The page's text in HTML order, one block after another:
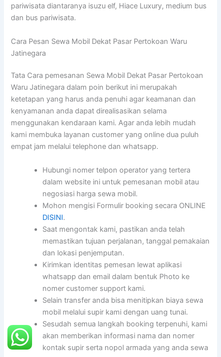
pariwisata diantaranya isuzu elf, Hiace Luxury, medium bus
dan bus pariwisata.
Cara Pesan Sewa Mobil Dekat Pasar Pertokoan Waru
Jatinegara
Tata Cara pemesanan Sewa Mobil Dekat Pasar Pertokoan
Waru Jatinegara dalam poin berikut ini merupakah
ketetapan yang harus anda penuhi agar keamanan dan
kenyamanan anda dapat direalisasikan selama
menggunakan kendaraan kami. Agar anda lebih mudah
kami membuka layanan customer yang online dua puluh
empat jam melalui telephone dan whatsapp.
Hubungi nomer telpon operator yang tertera
dalam website ini untuk pemesanan mobil atau
negosiasi harga sewa mobil.
Mohon mengisi Formulir booking secara ONLINE
DISINI.
Saat mengontak kami, pastikan anda telah
memastikan tujuan perjalanan, tanggal pemakaian
dan lokasi penjemputan.
Kirimkan identitas pemesan lewat aplikasi
whatsapp dan email dalam bentuk Photo ke
nomer customer support kami.
Selain transfer anda bisa menitipkan biaya sewa
mobil melalui supir kami dengan uang tunai.
Sesudah semua langkah booking terpenuhi, kami
akan memberikan informasi nama dan nomer
kontak supir serta nopol armada yang anda sewa